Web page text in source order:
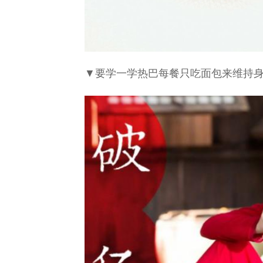
▼要学一学热巴每餐只吃面包来维持